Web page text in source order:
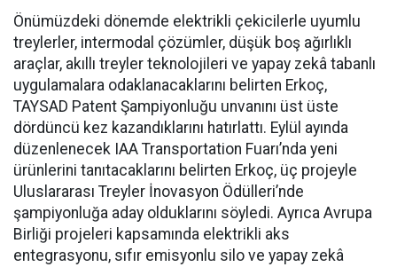
Önümüzdeki dönemde elektrikli çekicilerle uyumlu
treylerler, intermodal çözümler, düşük boş ağırlıklı
araçlar, akıllı treyler teknolojileri ve yapay zekâ tabanlı
uygulamalara odaklanacaklarını belirten Erkoç,
TAYSAD Patent Şampiyonluğu unvanını üst üste
dördüncü kez kazandıklarını hatırlattı. Eylül ayında
düzenlenecek IAA Transportation Fuarı’nda yeni
ürünlerini tanıtacaklarını belirten Erkoç, üç projeyle
Uluslararası Treyler İnovasyon Ödülleri’nde
şampiyonluğa aday olduklarını söyledi. Ayrıca Avrupa
Birliği projeleri kapsamında elektrikli aks
entegrasyonu, sıfır emisyonlu silo ve yapay zekâ